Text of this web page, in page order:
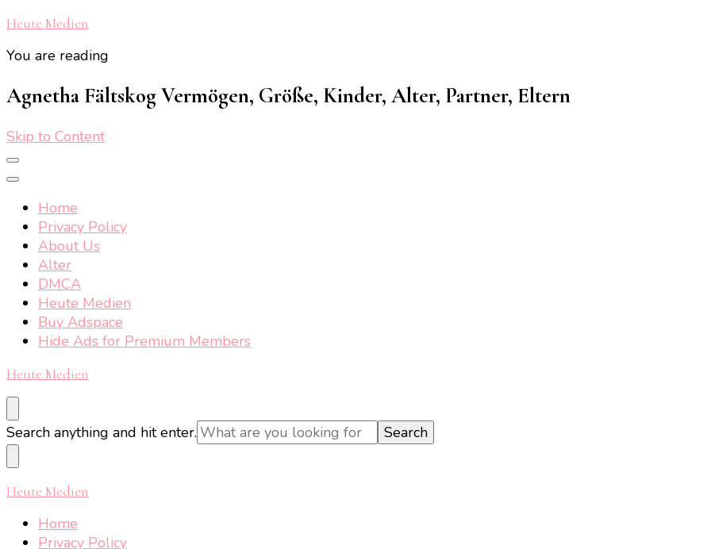
Heute Medien
You are reading
Agnetha Fältskog Vermögen, Größe, Kinder, Alter, Partner, Eltern
Skip to Content
Home
Privacy Policy
About Us
Alter
DMCA
Heute Medien
Buy Adspace
Hide Ads for Premium Members
Heute Medien
Looking
for
Something?
Search anything and hit enter.
Heute Medien
Home
Privacy Policy